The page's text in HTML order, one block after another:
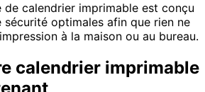
de calendrier imprimable est conçu
sécurité optimales afin que rien ne
à la maison ou au bureau.
calendrier imprimable